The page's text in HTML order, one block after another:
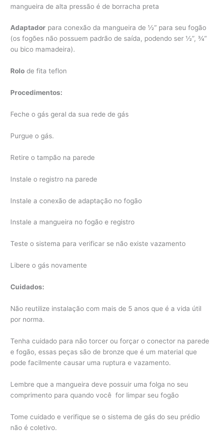
mangueira de alta pressão é de borracha preta
Adaptador para conexão da mangueira de ½” para seu fogão
(os fogões não possuem padrão de saída, podendo ser ½”, ¾”
ou bico mamadeira).
Rolo de fita teflon
Procedimentos:
Feche o gás geral da sua rede de gás
Purgue o gás.
Retire o tampão na parede
Instale o registro na parede
Instale a conexão de adaptação no fogão
Instale a mangueira no fogão e registro
Teste o sistema para verificar se não existe vazamento
Libere o gás novamente
Cuidados:
Não reutilize instalação com mais de 5 anos que é a vida útil
por norma.
Tenha cuidado para não torcer ou forçar o conector na parede
e fogão, essas peças são de bronze que é um material que
pode facilmente causar uma ruptura e vazamento.
Lembre que a mangueira deve possuir uma folga no seu
comprimento para quando você for limpar seu fogão
Tome cuidado e verifique se o sistema de gás do seu prédio
não é coletivo.